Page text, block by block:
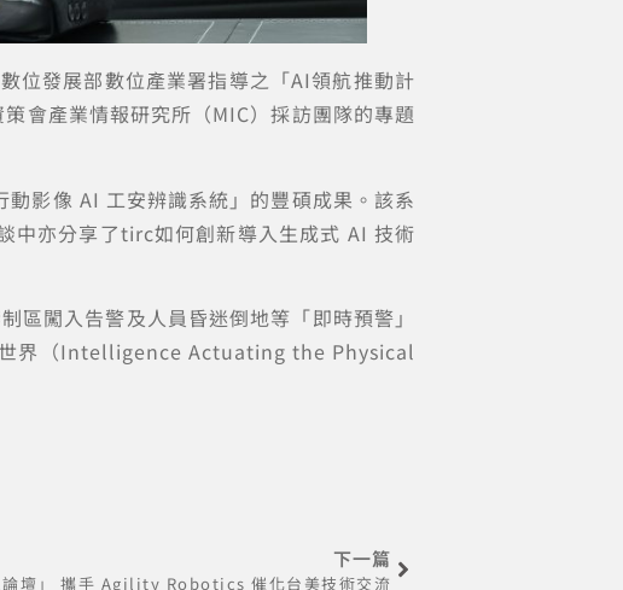
位發展部數位產業署指導之「AI領航推動計
會產業情報研究所（MIC）採訪團隊的專題
影像 AI 工安辨識系統」的豐碩成果。該系
中亦分享了tirc如何創新導入生成式 AI 技術
闖入告警及人員昏迷倒地等「即時預警」
世界（Intelligence Actuating the Physical
下一篇
論壇」 攜手 Agility Robotics 催化台美技術交流